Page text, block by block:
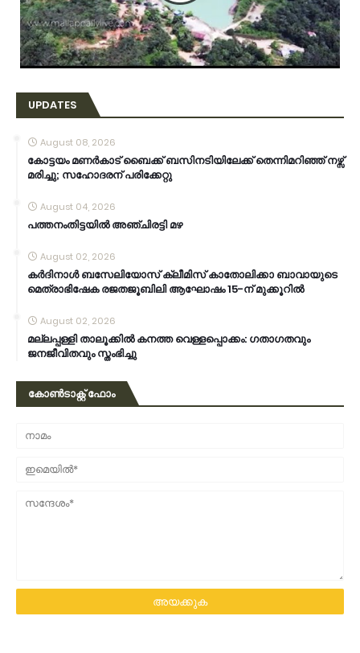
UPDATES
August 08, 2026
കോട്ടയം മണർകാട് ബൈക്ക് ബസിനടിയിലേക്ക് തെന്നിമറിഞ്ഞ് നഴ്സ്
മരിച്ചു; സഹോദരന് പരിക്കേറ്റു
August 04, 2026
പത്തനംതിട്ടയിൽ അഞ്ചിരട്ടി മഴ
August 02, 2026
കര്‍ദിനാള്‍ ബസേലിയോസ് ക്ലീമിസ് കാതോലിക്കാ ബാവായുടെ
മെത്രാഭിഷേക രജതജൂബിലി ആഘോഷം 15-ന് മുക്കൂറില്‍
August 02, 2026
മല്ലപ്പള്ളി താലൂക്കിൽ കനത്ത വെള്ളപ്പൊക്കം: ഗതാഗതവും
ജനജീവിതവും സ്തംഭിച്ചു
കോൺടാക്റ്റ് ഫോം